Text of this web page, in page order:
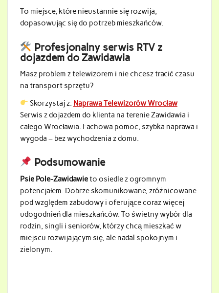
To miejsce, które nieustannie się rozwija,
dopasowując się do potrzeb mieszkańców.
Profesjonalny serwis RTV z
dojazdem do Zawidawia
Masz problem z telewizorem i nie chcesz tracić czasu
na transport sprzętu?
Skorzystaj z: Naprawa Telewizorów Wrocław
Serwis z dojazdem do klienta na terenie Zawidawia i
całego Wrocławia. Fachowa pomoc, szybka naprawa i
wygoda – bez wychodzenia z domu.
Podsumowanie
Psie Pole-Zawidawieto osiedle z ogromnym
potencjałem. Dobrze skomunikowane, zróżnicowane
pod względem zabudowy i oferujące coraz więcej
udogodnień dla mieszkańców. To świetny wybór dla
rodzin, singli i seniorów, którzy chcą mieszkać w
miejscu rozwijającym się, ale nadal spokojnym i
zielonym.